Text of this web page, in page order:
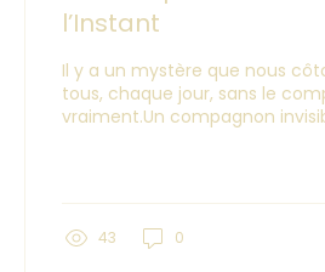
l’Instant
Il y a un mystère que nous
tous, chaque jour, sans le
vraiment.Un compagnon
43 0